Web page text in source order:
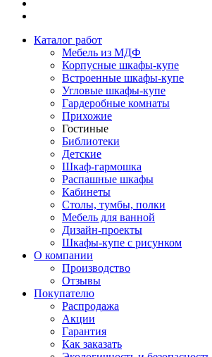
Каталог работ
Мебель из МДФ
Корпусные шкафы-купе
Встроенные шкафы-купе
Угловые шкафы-купе
Гардеробные комнаты
Прихожие
Гостиные
Библиотеки
Детские
Шкаф-гармошка
Распашные шкафы
Кабинеты
Столы, тумбы, полки
Мебель для ванной
Дизайн-проекты
Шкафы-купе с рисунком
О компании
Производство
Отзывы
Покупателю
Распродажа
Акции
Гарантия
Как заказать